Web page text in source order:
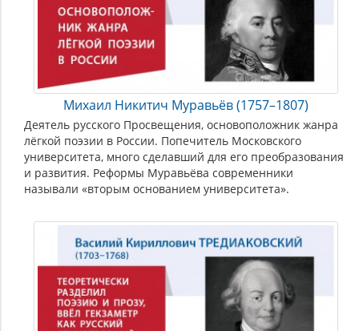
Михаил Никитич Муравьёв (1757–1807)
Деятель русского Просвещения, основоположник жанра
лёгкой поэзии в России. Попечитель Московского
университета, много сделавший для его преобразования
и развития. Реформы Муравьёва современники
называли «вторым основанием университета».